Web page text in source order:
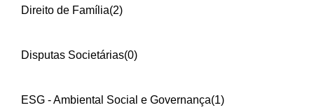
Direito de Família(2)
Disputas Societárias(0)
ESG - Ambiental Social e Governança(1)